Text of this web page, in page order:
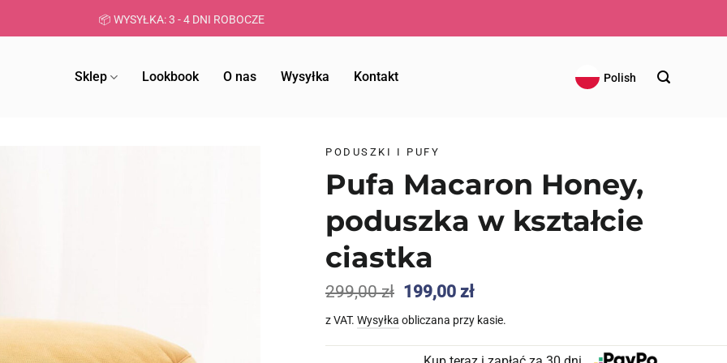
📦 WYSYŁKA: 3 - 4 DNI ROBOCZE
Sklep Lookbook O nas Wysyłka Kontakt Polish
PODUSZKI I PUFY
Pufa Macaron Honey,
poduszka w kształcie
ciastka
299,00zł Pierwotna
wynosiła:
299,00 zł.
199,00złAktualna
wynosi:
199,00 zł.
z VAT. Wysyłka obliczana przy kasie.